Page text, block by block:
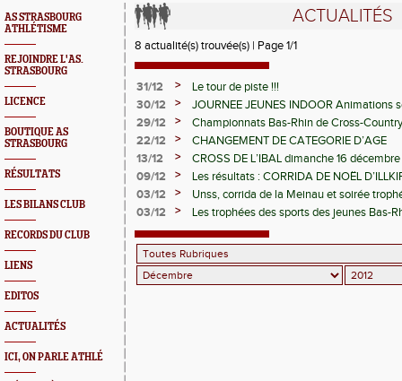
AS STRASBOURG
ATHLÉTISME
REJOINDRE L'AS.
STRASBOURG
LICENCE
BOUTIQUE AS
STRASBOURG
RÉSULTATS
LES BILANS CLUB
RECORDS DU CLUB
LIENS
EDITOS
ACTUALITÉS
ICI, ON PARLE ATHLÉ
ACTUALITÉS
8 actualité(s) trouvée(s) | Page 1/1
31/12 >
Le tour de piste !!!
30/12
>
JOURNEE JEUNES INDOOR Animations
Benjamins
29/12 >
Championnats Bas-Rhin de Cross-
22/12
>
CHANGEMENT DE CATEGORIE D’AGE
13/12
>
CROSS DE L’IBAL dimanche 16
acadèmiques
09/12 >
Les résultats : CORRIDA DE NOËL
03/12
>
Unss, corrida de la Meinau et soirée
03/12
> Les trophées des sports des jeunes Bas-